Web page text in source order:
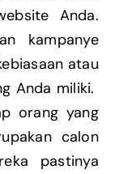
Anda.
kampanye
atau
Anda miliki.
orang yang
calon
pastinya